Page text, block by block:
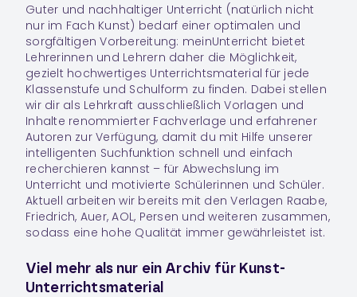
Guter und nach­hal­ti­ger Unter­richt (natür­lich nicht
nur im Fach Kunst) bedarf einer opti­ma­len und
sorg­fäl­ti­gen Vor­be­rei­tung: meinUnterricht bie­tet
Leh­re­rin­nen und Leh­rern daher die Mög­lich­keit,
gezielt hoch­wer­ti­ges Unter­richts­ma­te­rial für jede
Klas­sen­stufe und Schul­form zu fin­den. Dabei stel­len
wir dir als Lehrkraft aus­schließ­lich Vor­la­gen und
Inhalte renom­mier­ter Fach­ver­lage und erfah­re­ner
Auto­ren zur Ver­fü­gung, damit du mit Hilfe unserer
intelligenten Suchfunktion schnell und einfach
recherchieren kannst – für Abwechslung im
Unterricht und motivierte Schülerinnen und Schüler.
Aktuell arbeiten wir bereits mit den Verlagen Raabe,
Friedrich, Auer, AOL, Persen und weiteren zusammen,
sodass eine hohe Qualität immer gewährleistet ist.
Viel mehr als nur ein Archiv für Kunst-
Unterrichtsmaterial